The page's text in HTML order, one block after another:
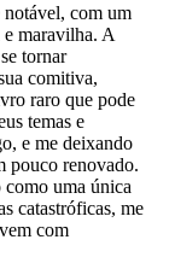
notável, com um
maravilha. A
tornar
comitiva,
raro que pode
temas e
e me deixando
pouco renovado.
uma única
catastróficas, me
com